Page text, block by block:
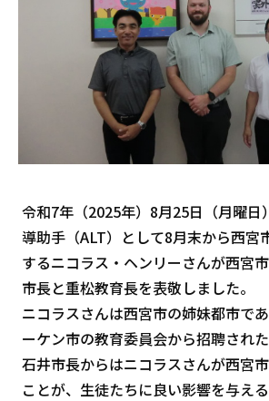
令和7年（2025年）8月25日（月曜日
導助手（ALT）として8月末から西宮
するニコラス・ヘンリーさんが西宮
市長と重松教育長を表敬しました。
ニコラスさんは西宮市の姉妹都市で
ーケン市の教育委員会から招聘された
石井市長からはニコラスさんが西宮
ことが、生徒たちに良い影響を与え